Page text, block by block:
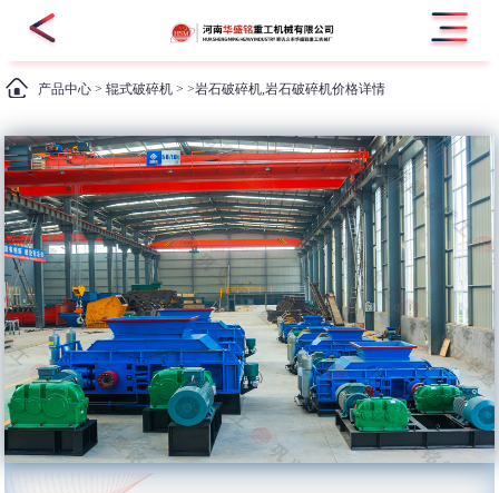
产品中心 >辊式破碎机 > >岩石破碎机,岩石破碎机价格详情